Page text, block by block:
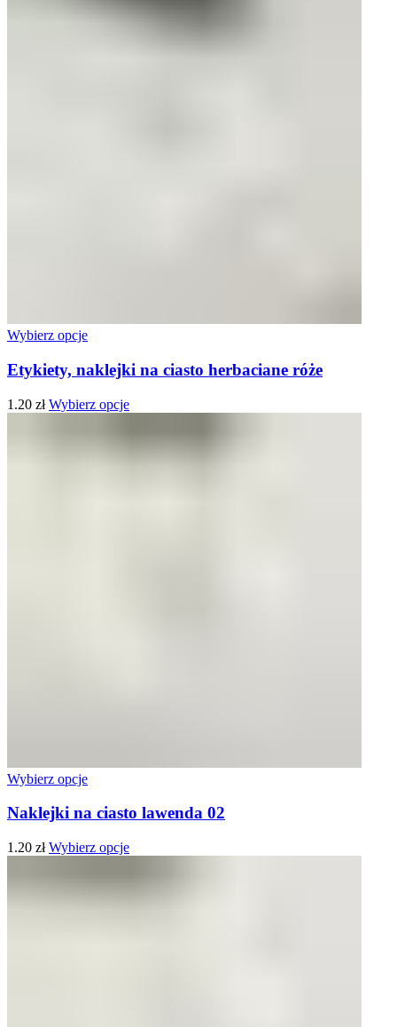
Wybierz opcje
Etykiety, naklejki na ciasto herbaciane róże
1.20 zł Wybierz opcje
Wybierz opcje
Naklejki na ciasto lawenda 02
1.20 zł Wybierz opcje